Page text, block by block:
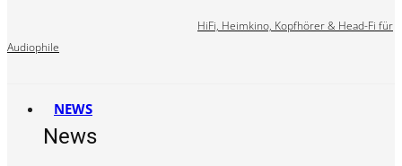
HiFi, Heimkino, Kopfhörer & Head-Fi für
Audiophile
NEWS
News